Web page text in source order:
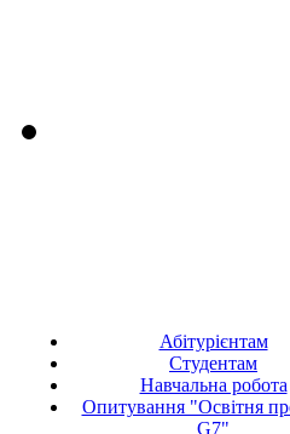
Абітурієнтам
Студентам
Навчальна робота
Опитування "Освітня
G7"